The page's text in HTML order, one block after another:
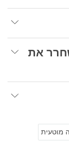
את
מוטעית